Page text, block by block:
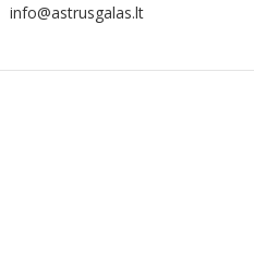
info@astrusgalas.lt